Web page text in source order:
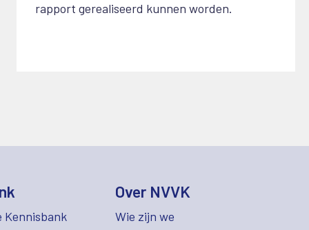
rapport gerealiseerd kunnen worden.
Kennisbank
Over NVVK
Wie zijn we